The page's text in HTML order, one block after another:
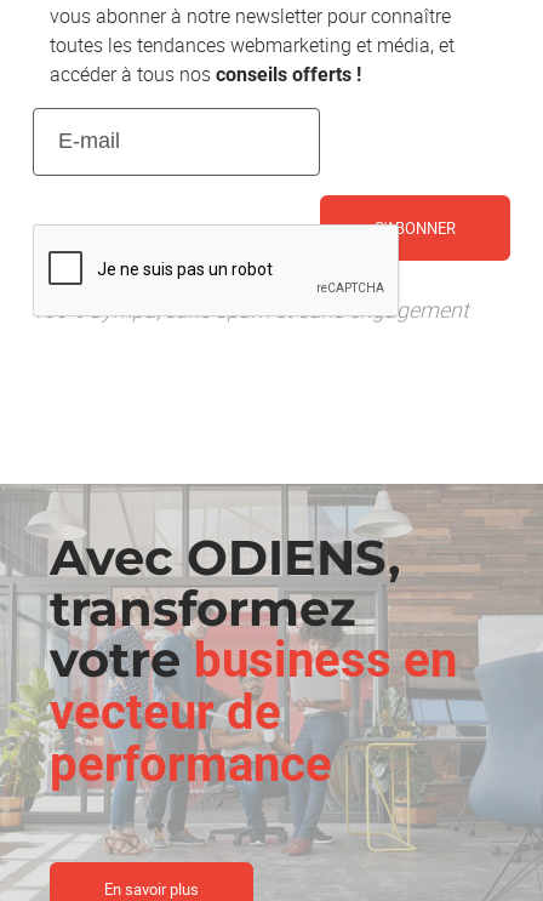
vous abonner à notre newsletter pour connaître
toutes les tendances webmarketing et média, et
accéder à tous nosconseils offerts !
E-
mail(Nécessaire)
100% Sympa, sans spam et sans engagement
Avec ODIENS,
transformez
votrebusiness en
vecteur de
performance
En savoir plus